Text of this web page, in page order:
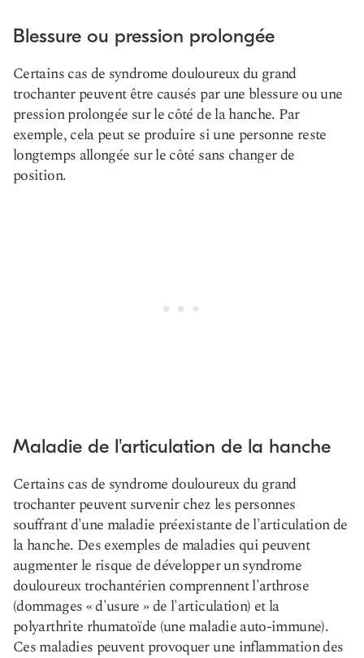
Blessure ou pression prolongée
Certains cas de syndrome douloureux du grand
trochanter peuvent être causés par une blessure ou une
pression prolongée sur le côté de la hanche. Par
exemple, cela peut se produire si une personne reste
longtemps allongée sur le côté sans changer de
position.
Maladie de l'articulation de la hanche
Certains cas de syndrome douloureux du grand
trochanter peuvent survenir chez les personnes
souffrant d'une maladie préexistante de l'articulation de
la hanche. Des exemples de maladies qui peuvent
augmenter le risque de développer un syndrome
douloureux trochantérien comprennent l'arthrose
(dommages « d'usure » de l'articulation) et la
polyarthrite rhumatoïde (une maladie auto-immune).
Ces maladies peuvent provoquer une inflammation des